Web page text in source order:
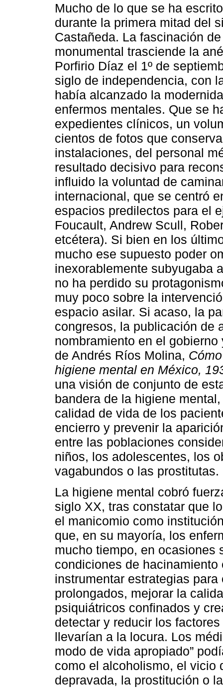
Mucho de lo que se ha
durante la primera mitad del
Castañeda. La fascinación
monumental trasciende la
Porfirio Díaz el 1º de
siglo de independencia, con
había alcanzado la
enfermos mentales. Que se
expedientes clínicos, un
cientos de fotos que
instalaciones, del personal
resultado decisivo para
influido la voluntad de
internacional, que se centró
espacios predilectos para el
Foucault, Andrew Scull,
etcétera). Si bien en los
mucho ese supuesto poder
inexorablemente subyugaba
no ha perdido su
muy poco sobre la
espacio asilar. Si acaso, la
congresos, la publicación de
nombramiento en el
de Andrés Ríos Molina,
higiene mental en México,
una visión de conjunto de
bandera de la higiene
calidad de vida de los
encierro y prevenir la
entre las poblaciones
niños, los adolescentes, los
vagabundos o las prostitutas.
La higiene mental cobró
siglo XX, tras constatar que
el manicomio como
que, en su mayoría, los
mucho tiempo, en ocasiones
condiciones de
instrumentar estrategias
prolongados, mejorar la
psiquiátricos confinados y
detectar y reducir los
llevarían a la locura. Los
modo de vida apropiado”
como el alcoholismo, el vicio
depravada, la prostitución o